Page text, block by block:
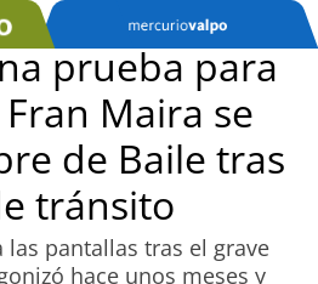
prueba para
Maira se
de Baile tras
tránsito
las pantallas tras el grave
hace unos meses y